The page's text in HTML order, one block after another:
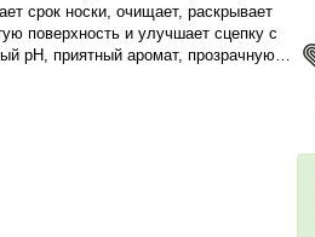
срок носки, очищает, раскрывает
поверхность и улучшает сцепку с
pH, приятный аромат, прозрачную
расход. Наносится микробрашем
смывания. Срок годности 2